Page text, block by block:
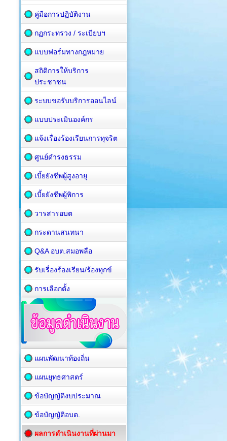
คู่มือการปฏิบัติงาน
กฏกระทรวง / ระเบียบฯ
แบบฟอร์มทางกฎหมาย
สถิติการให้บริการ
ประชาชน
ระบบขอรับบริการออนไลน์
แบบประเมินองค์กร
แจ้งเรื่องร้องเรียนการทุจริต
ศูนย์ดำรงธรรม
เบี้ยยังชีพผู้สูงอายุ
เบี้ยยังชีพผู้พิการ
วารสารอบต
กระดานสนทนา
Q&A อบต.สมอพลือ
รับเรื่องร้องเรียน/ร้องทุกข์
การเลือกตั้ง
แผนพัฒนาท้องถิ่น
แผนยุทธศาสตร์
ข้อบัญญัติงบประมาณ
ข้อบัญญัติอบต.
ผลการดำเนินงานที่ผ่านมา